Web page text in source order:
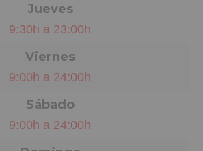
Jueves
9:30h a 23:00h
Viernes
9:00h a 24:00h
Sábado
9:00h a 24:00h